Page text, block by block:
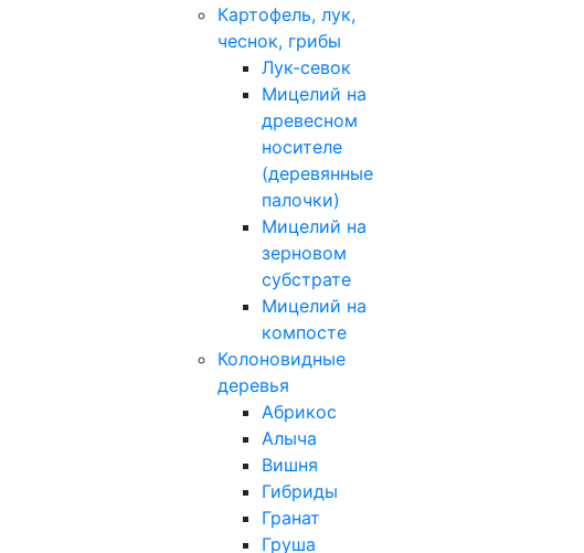
Картофель, лук,
чеснок, грибы
Лук-севок
Мицелий на
древесном
носителе
(деревянные
палочки)
Мицелий на
зерновом
субстрате
Мицелий на
компосте
Колоновидные
деревья
Абрикос
Алыча
Вишня
Гибриды
Гранат
Груша